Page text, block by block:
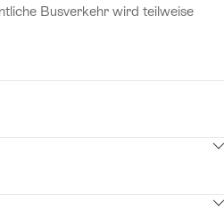
Busverkehr wird teilweise